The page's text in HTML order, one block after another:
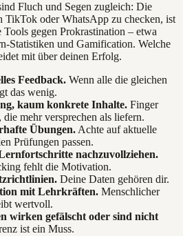
Fluch und Segen zugleich: Die
TikTok oder WhatsApp zu checken, ist
gegen Prokrastination – etwa
Statistiken und Gamification. Welche
mit über deinen Erfolg.
Feedback. Wenn alle die gleichen
das wenig.
kaum konkrete Inhalte. Finger
mehr versprechen als liefern.
Übungen. Achte auf aktuelle
Prüfungen passen.
nachzuvollziehen.
fehlt die Motivation.
Deine Daten gehören dir.
mit Lehrkräften. Menschlicher
wertvoll.
wirken gefälscht oder sind nicht
ist ein Muss.